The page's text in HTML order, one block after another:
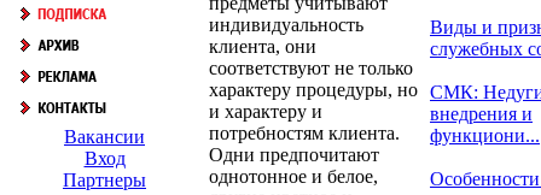
Вакансии
Вход
Партнеры
индивидуальность
клиента, они
соответствуют не только
характеру процедуры, но
и характеру и
потребностям клиента.
Одни предпочитают
однотонное и белое,
Виды и
служебных
СМК:
внедрения и
функциони...